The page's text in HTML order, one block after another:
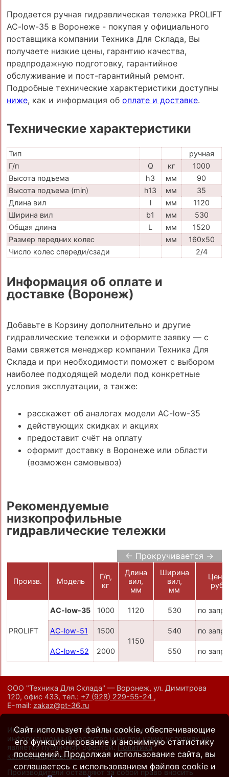
Продается ручная гидравлическая тележка PROLIFT
AC-low-35 в Воронеже - покупая у официального
поставщика компании Техника Для Склада, Вы
получаете низкие цены, гарантию качества,
предпродажную подготовку, гарантийное
обслуживание и пост-гарантийный ремонт.
Подробные технические характеристики доступны
ниже, как и информация об оплате и доставке.
Технические характеристики
Тип
ручная
Г/п
Q кг
1000
Высота подъема
h3 мм
90
Высота подъема (min)
h13 мм
35
Длина вил
l мм
1120
Ширина вил
b1 мм
530
Общая длина
L мм
1520
Размер передних колес
мм
160х50
Число колес спереди/сзади
2/4
Информация об оплате и
доставке (Воронеж)
Добавьте в Корзину дополнительно и другие
гидравлические тележки и оформите заявку — с
Вами свяжется менеджер компании Техника Для
Склада и при необходимости поможет с выбором
наиболее подходящей модели под конкретные
условия эксплуатации, а также:
расскажет об аналогах модели AC-low-35
действующих скидках и акциях
предоставит счёт на оплату
оформит доставку в Воронеже или области
(возможен самовывоз)
Рекомендуемые
низкопрофильные
гидравлические тележки
← Прокручивается →
Произв. Модель
Г/п,
кг
Длина
вил,
мм
Ширина
вил,
мм
Цена,
руб.
PROLIFT
AC-low-35 1000 1120 530 по
AC-low-51
1500
1150
540 по
AC-low-52 2000 550 по
ООО "Техника Для Склада" — Воронеж, ул. Димитрова
120, офис 433,тел.: +7 (928) 229-55-24 ,
E-mail: zakaz@pt-36.ru
Информация на сайте носит исключительно
информационный характер и ни при каких условиях не
является публичной офертой. Политика
конфиденциальности.
Производители оставляют за собой право вносить
Сайт использует файлы cookie, обеспечивающие
его функционирование и анонимную статистику
посещений. Продолжая использование сайта, вы
соглашаетесь с использованием файлов cookie и